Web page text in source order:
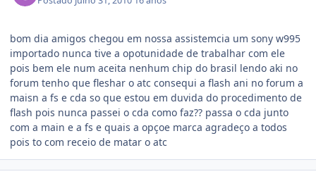
bom dia amigos chegou em nossa assistemcia um sony w995
importado nunca tive a opotunidade de trabalhar com ele
pois bem ele num aceita nenhum chip do brasil lendo aki no
forum tenho que fleshar o atc consequi a flash ani no forum a
maisn a fs e cda so que estou em duvida do procedimento de
flash pois nunca passei o cda como faz?? passa o cda junto
com a main e a fs e quais a opçoe marca agradeço a todos
pois to com receio de matar o atc